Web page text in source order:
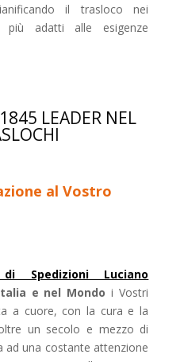
il trasloco nei
adatti alle esigenze
LEADER NEL
al Vostro
Spedizioni Luciano
e nel Mondo i Vostri
a cuore, con la cura e la
un secolo e mezzo di
ad una costante attenzione